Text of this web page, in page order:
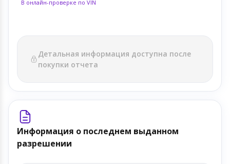
В онлайн-проверке по VIN
Детальная информация доступна после
покупки отчета
Информация о последнем выданном
разрешении